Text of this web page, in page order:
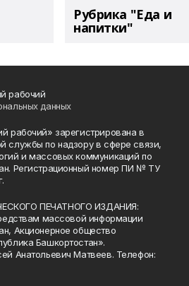
Рубрика "Еда и
напитки"
рабочий
данных
рабочий» зарегистрирована в
службы по надзору в сфере связи,
и массовых коммуникаций по
Регистрационный номер ПИ № ТУ
ПЕЧАТНОГО ИЗДАНИЯ:
массовой информации
Акционерное общество
Башкортостан».
Анатольевич Матвеев. Телефон: